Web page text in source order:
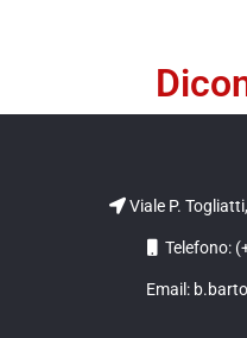
Viale P.
Telefono:
Email: